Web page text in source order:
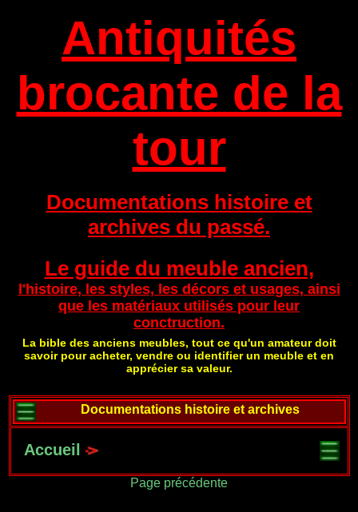
Antiquités
brocante de la
tour
Documentations histoire et
archives du passé.
Le guide du meuble ancien,
l'histoire, les styles, les décors et usages, ainsi
que les matériaux utilisés pour leur
conctruction.
La bible des anciens meubles, tout ce qu'un amateur doit
savoir pour acheter, vendre ou identifier un meuble et en
apprécier sa valeur.
Documentations histoire et archives
Accueil
Page précédente